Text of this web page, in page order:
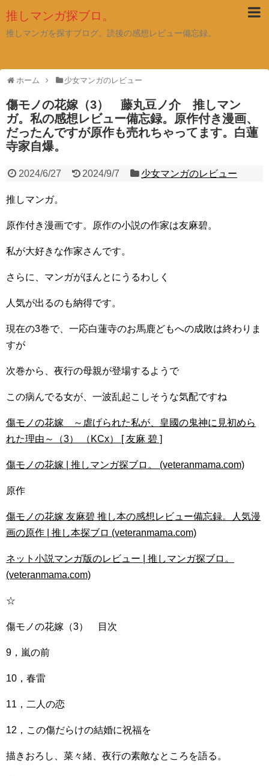
推しマンガ探ブロ。
推しマンガを探すブログ。読後の感想レビュー備忘録。
ホーム 少女マンガのレビュー
傷モノの花嫁（3） 藤丸豆ノ介 推しマン
ガ。私の感想レビュー備忘録。原作付き漫画、
だったんですが原作も売れちゃってます。白蓮
寺家自爆。
2024/6/27 2024/9/7 少女マンガのレビュー
推しマンガ。
原作付き漫画です。原作の小説の作家は友麻碧。
私が大好きな作家さんです。
さらに、マンガがほんとにうるわしく
人気が出るのも納得です。
現在の3巻で、一応白蓮寺のお馬鹿どもへの成敗は終わりま
すが
次巻から、夜行の母親が登場するようで
この病んでる女が、一波乱起こしそうな気配ですね
傷モノの花嫁 ～虐げられた私が、皇國の鬼神に見初めら
れた理由～（3） （KCx） [ 友麻 碧 ]
傷モノの花嫁 | 推しマンガ探ブロ。 (veteranmama.com)
原作
傷モノの花嫁 友麻碧 推し本の感想レビュー備忘録。人気漫
画の原作 | 推し本探ブロ (veteranmama.com)
ネット小説マンガ版のレビュー | 推しマンガ探ブロ。
(veteranmama.com)
☆
傷モノの花嫁（3） 目次
9，嵐の前
10，春雷
11，二人の恋
12，この傷だらけの結婚に祝福を
描きおろし、菜々緒、夜行の素敵なところを語る。